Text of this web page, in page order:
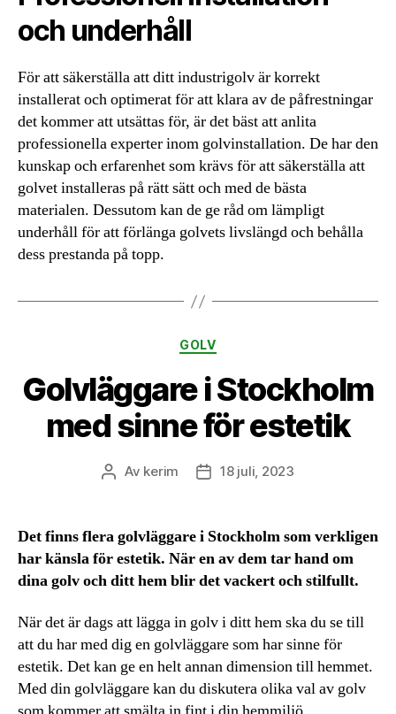
och underhåll
För att säkerställa att ditt industrigolv är korrekt
installerat och optimerat för att klara av de påfrestningar
det kommer att utsättas för, är det bäst att anlita
professionella experter inom golvinstallation. De har den
kunskap och erfarenhet som krävs för att säkerställa att
golvet installeras på rätt sätt och med de bästa
materialen. Dessutom kan de ge råd om lämpligt
underhåll för att förlänga golvets livslängd och behålla
dess prestanda på topp.
Kategorier
GOLV
Golvläggare i Stockholm
med sinne för estetik
Inläggsförfattare
Av kerim Inläggsdatum
18 juli, 2023
Det finns flera golvläggare i Stockholm som verkligen
har känsla för estetik. När en av dem tar hand om
dina golv och ditt hem blir det vackert och stilfullt.
När det är dags att lägga in golv i ditt hem ska du se till
att du har med dig en golvläggare som har sinne för
estetik. Det kan ge en helt annan dimension till hemmet.
Med din golvläggare kan du diskutera olika val av golv